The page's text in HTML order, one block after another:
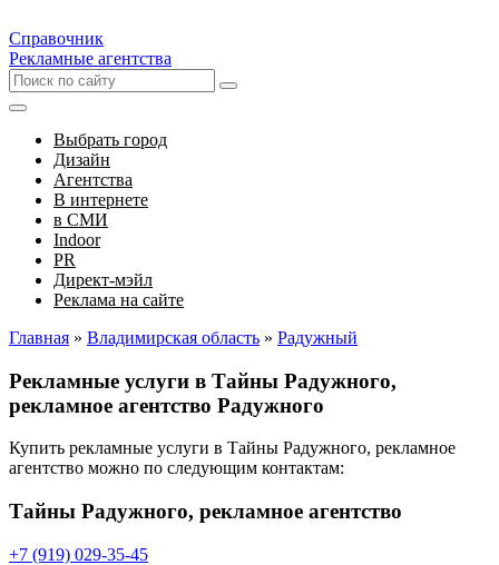
Справочник
Рекламные агентства
Выбрать город
Дизайн
Агентства
В интернете
в СМИ
Indoor
PR
Директ-мэйл
Реклама на сайте
Главная » Владимирская область » Радужный
Рекламные услуги в Тайны Радужного,
рекламное агентство Радужного
Купить рекламные услуги в Тайны Радужного, рекламное
агентство можно по следующим контактам:
Тайны Радужного, рекламное агентство
+7 (919) 029-35-45